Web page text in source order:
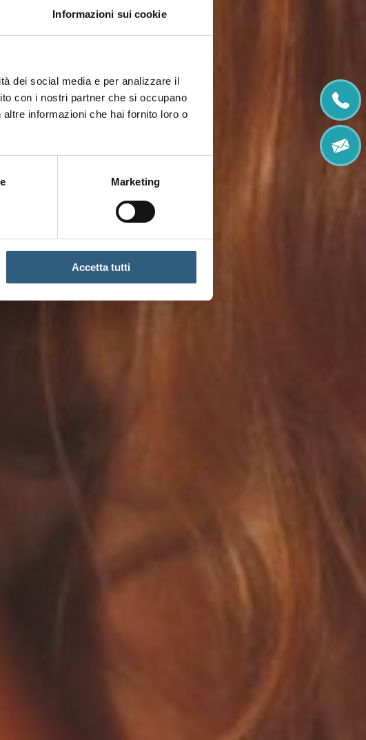
Informazioni sui cookie
dei social media e per analizzare il
con i nostri partner che si occupano
informazioni che hai fornito loro o
Marketing
Accetta tutti